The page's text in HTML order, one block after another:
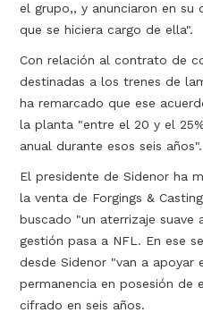
el grupo,, y anunciaron en su
que se hiciera cargo de ella".
Con relación al contrato de
destinadas a los trenes de
ha remarcado que ese
la planta "entre el 20 y el
anual durante esos seis años".
El presidente de Sidenor ha
la venta de Forgings &
buscado "un aterrizaje suave
gestión pasa a NFL. En ese
desde Sidenor "van a apoyar
permanencia en posesión de
cifrado en seis años.